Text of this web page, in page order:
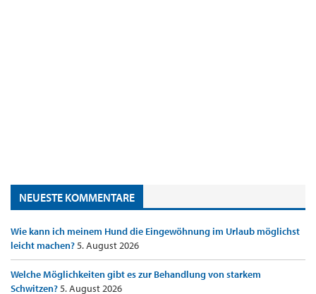
NEUESTE KOMMENTARE
Wie kann ich meinem Hund die Eingewöhnung im Urlaub möglichst
leicht machen?5. August 2026
Welche Möglichkeiten gibt es zur Behandlung von starkem
Schwitzen?5. August 2026